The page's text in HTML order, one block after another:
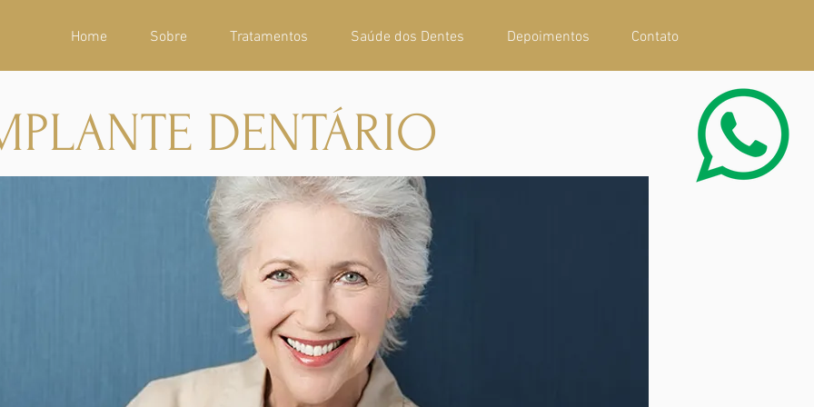
Home Sobre Tratamentos Saúde dos Dentes Depoimentos Contato
DENTÁRIO